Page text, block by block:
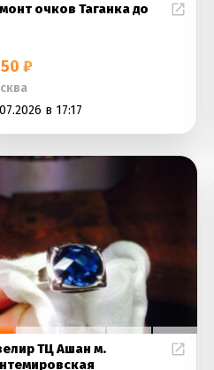
очков Таганка до
₽
в 17:17
ТЦ Ашан м.